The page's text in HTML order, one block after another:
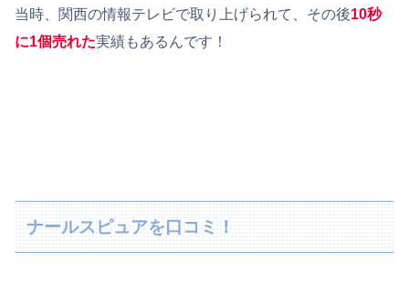
当時、関西の情報テレビで取り上げられて、その後10秒
に1個売れた実績もあるんです！
ナールスピュアを口コミ！